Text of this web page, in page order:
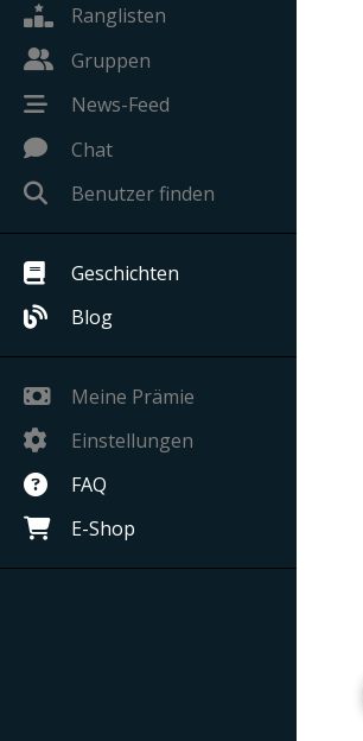
Ranglisten
Gruppen
News-Feed
Chat
Benutzer finden
Geschichten
Blog
Meine Prämie
Einstellungen
FAQ
E-Shop